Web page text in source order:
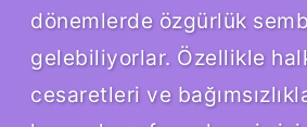
dönemlerde özgürlük
gelebiliyorlar. Özellikle
cesaretleri ve